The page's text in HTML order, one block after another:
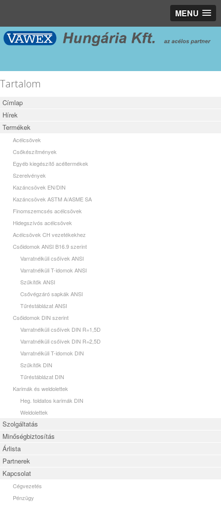
MENU
Tartalom
Címlap
Hírek
Termékek
Acélcsövek
Csőkészítmények
Egyéb kiegészítő acéltermékek
Szerelvények
Kazáncsövek EN/DIN
Kazáncsövek ASTM A/ASME SA
Finomszemcsés acélcsövek
Hidegszívós acélcsövek
Acélcsövek CH vezetékekhez
Csőidomok ANSI B16.9 szerint
Varratnélküli csőívek ANSI
Varratnélküli T-idomok ANSI
Szűkítők ANSI
Csővégzáró sapkák ANSI
Tűréstáblázat ANSI
Csőidomok DIN szerint
Varratnélküli csőívek DIN R=1,5D
Varratnélküli csőívek DIN R=2,5D
Varratnélküli T-idomok DIN
Szűkítők DIN
Tűréstáblázat DIN
Karimák és weldolettek
Heg. toldatos karimák DIN
Weldolettek
Szolgáltatás
Minőségbiztosítás
Árlista
Partnerek
Kapcsolat
Cégvezetés
Pénzügy